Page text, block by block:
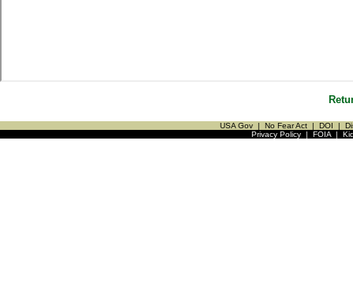
USA Gov | No Fear Act | DOI |
Privacy Policy| FOIA|